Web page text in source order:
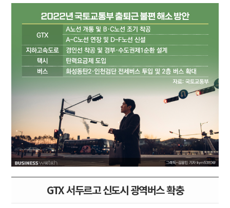
GTX 서두르고 신도시 광역버스 확충